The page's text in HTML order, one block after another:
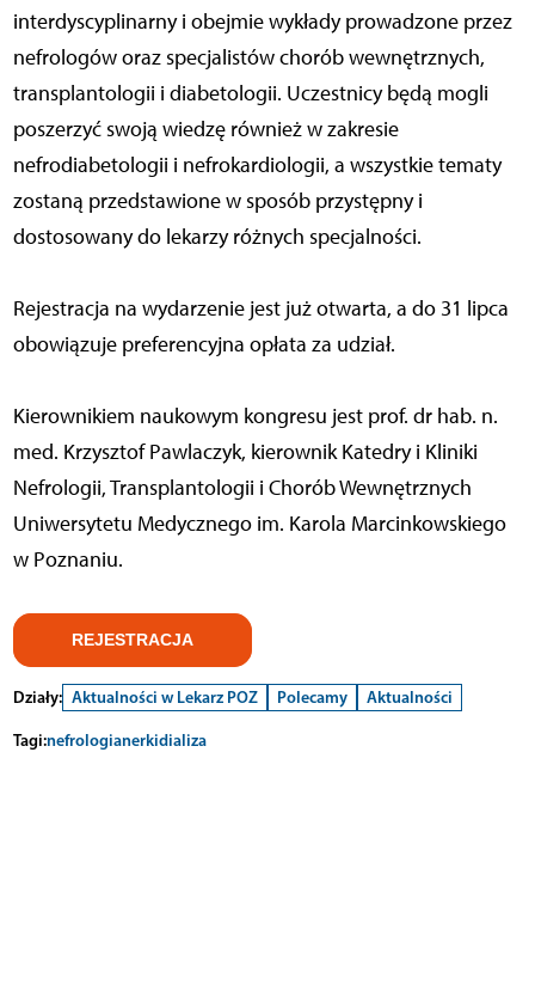
interdyscyplinarny i obejmie wykłady prowadzone przez
nefrologów oraz specjalistów chorób wewnętrznych,
transplantologii i diabetologii. Uczestnicy będą mogli
poszerzyć swoją wiedzę również w zakresie
nefrodiabetologii i nefrokardiologii, a wszystkie tematy
zostaną przedstawione w sposób przystępny i
dostosowany do lekarzy różnych specjalności.
Rejestracja na wydarzenie jest już otwarta, a do 31 lipca
obowiązuje preferencyjna opłata za udział.
Kierownikiem naukowym kongresu jest prof. dr hab. n.
med. Krzysztof Pawlaczyk, kierownik Katedry i Kliniki
Nefrologii, Transplantologii i Chorób Wewnętrznych
Uniwersytetu Medycznego im. Karola Marcinkowskiego
w Poznaniu.
REJESTRACJA
Działy: Aktualności w Lekarz POZ Polecamy
Aktualności
Tagi:nefrologianerkidializa